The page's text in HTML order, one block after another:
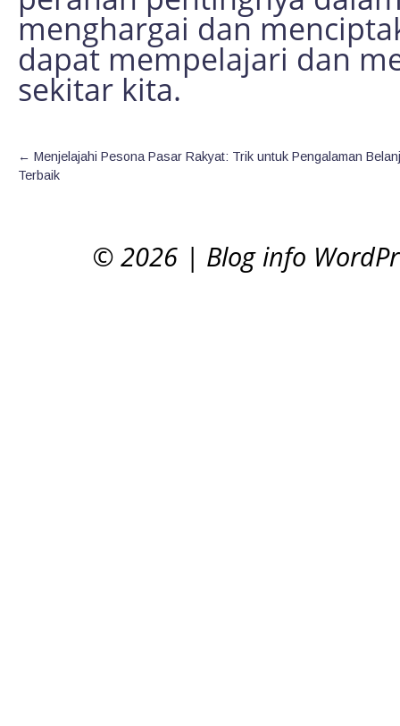
menghargai dan
dapat mempelajari dan
sekitar kita.
← Menjelajahi Pesona Pasar Rakyat: Trik untuk Pengalaman
Terbaik
© 2026 | Blog info